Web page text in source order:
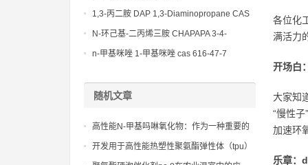
各位化
满活力
开场白
大家知
“慢性
加速环
乐章：
Methoxypropylamine CAS No 5332-73-0
1,3-丙二胺 DAP 1,3-Diaminopropane CAS
No 109-76-2
N-环己基-二丙烯三胺 CHAPAPA 3-4-
Methoxypropylamine CAS No:5332-73-0
n-甲基咪唑 1-甲基咪唑 cas 616-47-7
随机文章
高性能N-甲基吗啉氧化物：作为一种重要的
精细化学品，为聚氨酯、环氧树脂等高分子
材料的应用提供了可靠的催化解决方案
开发用于高性能热塑性聚氨酯弹性体（tpu）
的高分子量聚醚多元醇